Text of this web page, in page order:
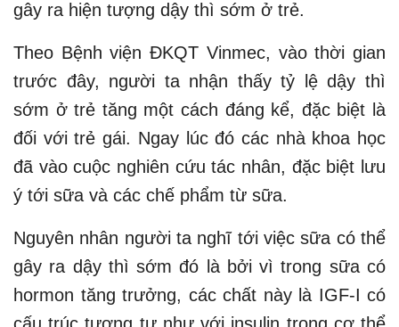
gây ra hiện tượng dậy thì sớm ở trẻ.
Theo Bệnh viện ĐKQT Vinmec, vào thời gian
trước đây, người ta nhận thấy tỷ lệ dậy thì
sớm ở trẻ tăng một cách đáng kể, đặc biệt là
đối với trẻ gái. Ngay lúc đó các nhà khoa học
đã vào cuộc nghiên cứu tác nhân, đặc biệt lưu
ý tới sữa và các chế phẩm từ sữa.
Nguyên nhân người ta nghĩ tới việc sữa có thể
gây ra dậy thì sớm đó là bởi vì trong sữa có
hormon tăng trưởng, các chất này là IGF-I có